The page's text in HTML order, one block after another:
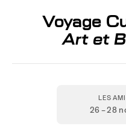
Voyage
Art et
LES
26 – 28